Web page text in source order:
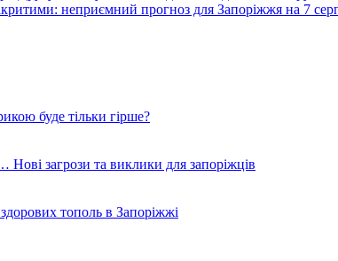
неприємний прогноз для Запоріжжя на 7
буде тільки гірше?
Нові загрози та виклики для запоріжців
тополь в Запоріжжі